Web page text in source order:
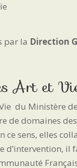
par la Direction
Art et
du Ministère
de domaines
ce sens, elles
d’intervention,